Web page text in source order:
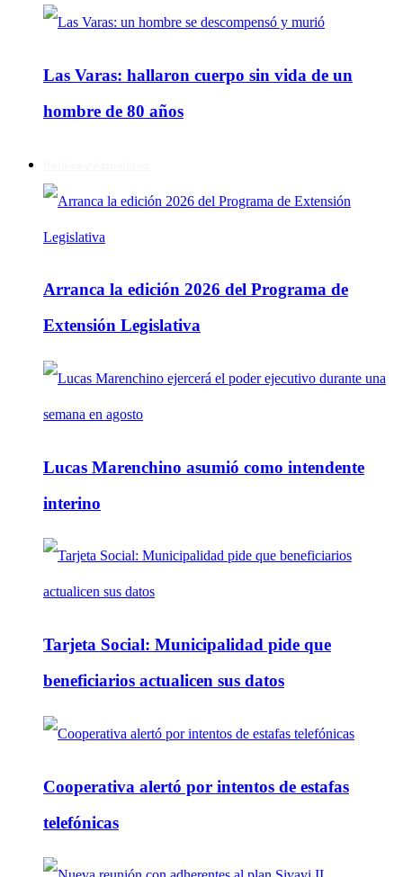
Las Varas: hallaron cuerpo sin vida de un
hombre de 80 años
Arranca la edición 2026 del Programa de
Extensión Legislativa
Lucas Marenchino asumió como intendente
interino
Tarjeta Social: Municipalidad pide que
beneficiarios actualicen sus datos
Cooperativa alertó por intentos de estafas
telefónicas